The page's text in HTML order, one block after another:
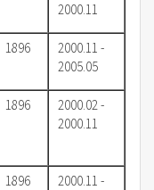
2000.11
1896
2000.11 -
2005.05
1896
2000.02 -
2000.11
1896
2000.11 -